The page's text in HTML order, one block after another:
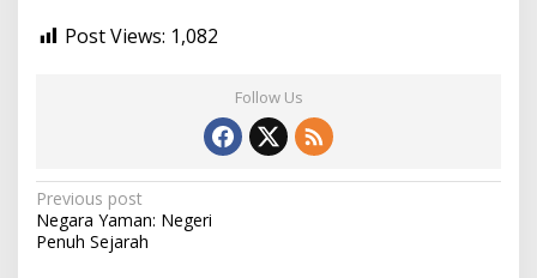
Post Views: 1,082
Follow Us
Post
navigation
Previous post
Negara Yaman: Negeri
Penuh Sejarah